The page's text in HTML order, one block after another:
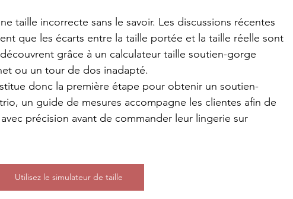
taille incorrecte sans le savoir. Les discussions récentes
que les écarts entre la taille portée et la taille réelle sont
grâce à un calculateur taille soutien-gorge
ou un tour de dos inadapté.
donc la première étape pour obtenir un soutien-
un guide de mesures accompagne les clientes afin de
précision avant de commander leur lingerie sur
Utilisez le simulateur de taille